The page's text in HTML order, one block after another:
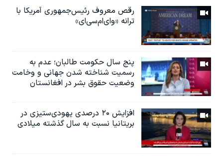
رقص معروف رئیس‌جمهوری آمریکا با
ترانه «وای‌ام‌سی‌ای»
پنج سال حکومت طالبان؛ عدم به
رسمیت شناخته شدن جهانی و وخامت
وضعیت حقوق بشر در افغانستان
افزایش ۲۰ درصدی یهودی‌ستیزی در
بریتانیا نسبت به سال گذشته میلادی